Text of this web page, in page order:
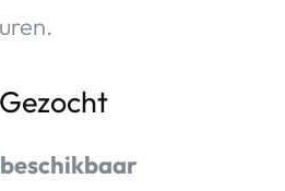
beschikbaar